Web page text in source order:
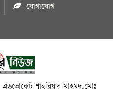
যোগাযোগ
এডভোকেট শাহরিয়ার মাহমুদ,মোঃ